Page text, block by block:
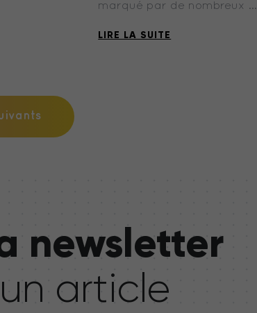
marqué par de nombreux …
LIRE LA SUITE
newsletter
article